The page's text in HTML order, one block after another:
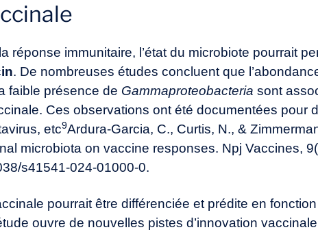
réponse immunitaire, l’état du microbiote pourrait
. De nombreuses études concluent que
faible présence de Gammaproteobacteria sont
Ces observations ont été documentées pour
etc9Ardura-Garcia, C., Curtis, N., &
microbiota on vaccine responses. Npj Vaccines,
s41541-024-01000-0.
pourrait être différenciée et prédite en
ouvre de nouvelles pistes d’innovation